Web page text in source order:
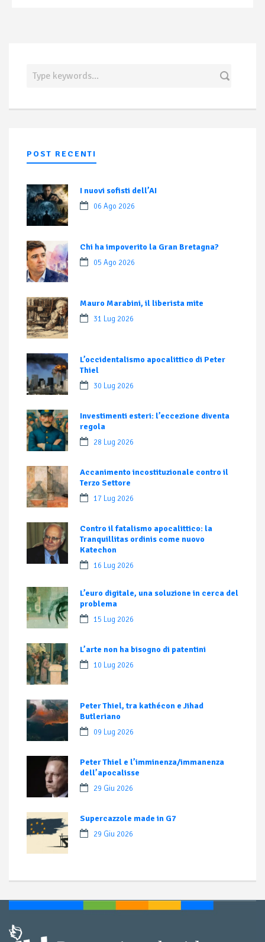
POST RECENTI
I nuovi sofisti dell’AI
06 Ago 2026
Chi ha impoverito la Gran Bretagna?
05 Ago 2026
Mauro Marabini, il liberista mite
31 Lug 2026
L’occidentalismo apocalittico di Peter
Thiel
30 Lug 2026
Investimenti esteri: l’eccezione diventa
regola
28 Lug 2026
Accanimento incostituzionale contro il
Terzo Settore
17 Lug 2026
Contro il fatalismo apocalittico: la
Tranquillitas ordinis come nuovo
Katechon
16 Lug 2026
L’euro digitale, una soluzione in cerca del
problema
15 Lug 2026
L’arte non ha bisogno di patentini
10 Lug 2026
Peter Thiel, tra kathécon e Jihad
Butleriano
09 Lug 2026
Peter Thiel e l’imminenza/immanenza
dell’apocalisse
29 Giu 2026
Supercazzole made in G7
29 Giu 2026